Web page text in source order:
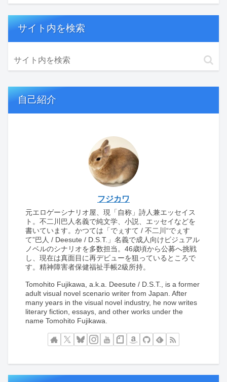
サイト内を検索
自己紹介
フジカワ
元エロゲーシナリオ屋、現「自称」詩人兼エッセイス
ト。不二川巴人名義で純文学、小説、エッセイなどを
書いています。かつては「でぇすて / 不二川“でぇす
て”巴人 / Deesute / D.S.T.」名義で成人向けビジュアル
ノベルのシナリオを多数担当。46歳頃から公募へ挑戦
し、現在は真面目に再デビューを狙っているところで
す。精神障害者保健福祉手帳2級所持。
Tomohito Fujikawa, a.k.a. Deesute / D.S.T., is a former
adult visual novel scenario writer from Japan. After
many years in the visual novel industry, he now writes
literary fiction, essays, and other works under the
name Tomohito Fujikawa.